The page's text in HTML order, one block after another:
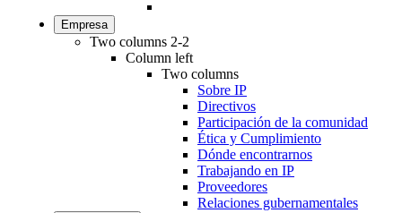
Empresa
Two columns 2-2
Column left
Two columns
Sobre IP
Directivos
Participación de la comunidad
Ética y Cumplimiento
Dónde encontrarnos
Trabajando en IP
Proveedores
Relaciones gubernamentales